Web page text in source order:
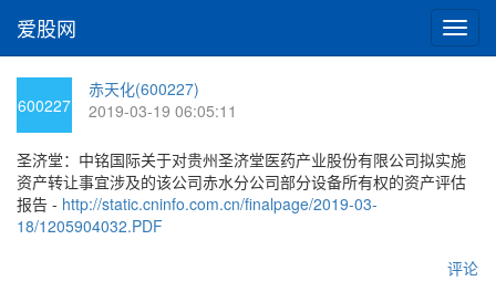
切
换
爱股网
600227
赤天化(600227)
2019-03-19 06:05:11
圣济堂：中铭国际关于对贵州圣济堂医药产业股份有限公司拟实施
资产转让事宜涉及的该公司赤水分公司部分设备所有权的资产评估
报告 - http://static.cninfo.com.cn/finalpage/2019-03-
18/1205904032.PDF
评论